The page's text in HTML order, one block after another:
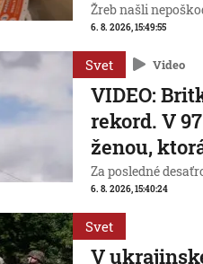
Žreb našli
6. 8. 2026, 15:49:55
Svet Video
VIDEO:
rekord. V
ženou,
Za posledné
6. 8. 2026, 15:40:24
Svet
V